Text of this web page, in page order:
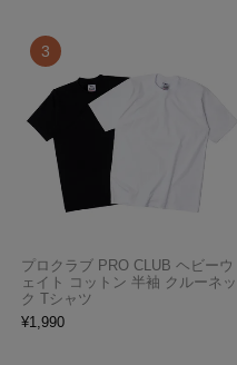
プロクラブ PRO CLUB ヘビーウ
ェイト コットン 半袖 クルーネッ
ク Tシャツ
¥1,990